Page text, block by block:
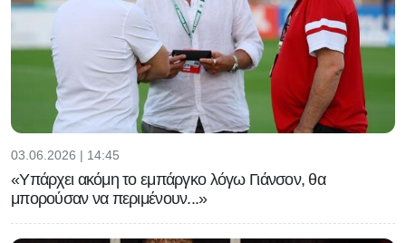
03.06.2026 | 14:45
«Υπάρχει ακόμη το εμπάργκο λόγω Γιάνσον, θα
μπορούσαν να περιμένουν...»